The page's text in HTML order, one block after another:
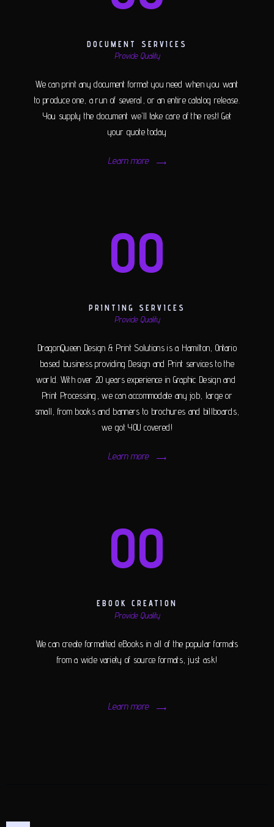
DOCUMENT SERVICES
Provide Quality
We can print any document format you need when you want
to produce one, a run of several, or an entire catalog release.
You supply the document we’ll take care of the rest! Get
your quote today
Learn more
00
PRINTING SERVICES
Provide Quality
DragonQueen Design & Print Solutions is a Hamilton, Ontario
based business providing Design and Print services to the
world. With over 20 years experience in Graphic Design and
Print Processing, we can accommodate any job, large or
small, from books and banners to brochures and billboards,
we got YOU covered!
Learn more
00
EBOOK CREATION
Provide Quality
We can create formatted eBooks in all of the popular formats
from a wide variety of source formats, just ask!
Learn more